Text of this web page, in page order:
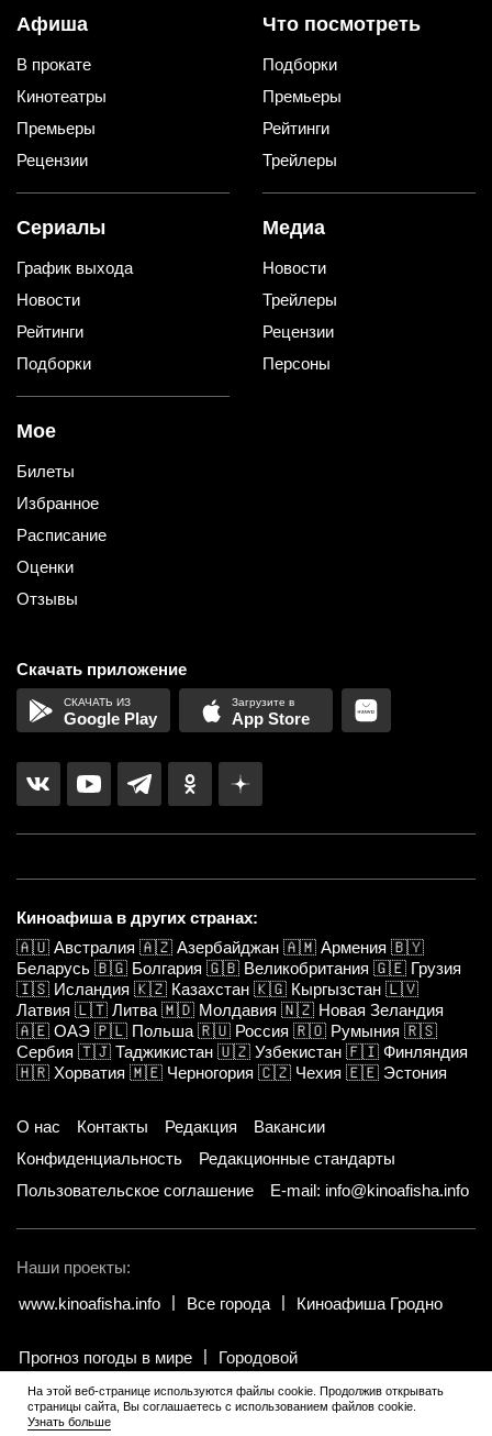
Афиша
В прокате
Кинотеатры
Премьеры
Рецензии
Что посмотреть
Подборки
Премьеры
Рейтинги
Трейлеры
Сериалы
График выхода
Новости
Рейтинги
Подборки
Медиа
Новости
Трейлеры
Рецензии
Персоны
Мое
Билеты
Избранное
Расписание
Оценки
Отзывы
Скачать приложение
Google Play App Store
Киноафиша в других странах:
🇦🇺 Австралия 🇦🇿 Азербайджан 🇦🇲 Армения 🇧🇾
Беларусь 🇧🇬 Болгария 🇬🇧 Великобритания 🇬🇪 Грузия
🇮🇸 Исландия 🇰🇿 Казахстан 🇰🇬 Кыргызстан 🇱🇻
Латвия 🇱🇹 Литва 🇲🇩 Молдавия 🇳🇿 Новая Зеландия
🇦🇪 ОАЭ 🇵🇱 Польша 🇷🇺 Россия 🇷🇴 Румыния 🇷🇸
Сербия 🇹🇯 Таджикистан 🇺🇿 Узбекистан 🇫🇮 Финляндия
🇭🇷 Хорватия 🇲🇪 Черногория 🇨🇿 Чехия 🇪🇪 Эстония
О нас Контакты Редакция
Вакансии
Конфиденциальность
Редакционные стандарты
Пользовательское соглашение
E-mail: info@kinoafisha.info
Наши проекты:
www.kinoafisha.info
Все города Киноафиша Гродно
Прогноз погоды в мире Городовой
© 2002-2026 Все права и материалы принадлежат «Киноафиша».
Копирование информации только с письменного разрешения
На этой веб-странице используются файлы cookie. Продолжив открывать
страницы сайта, Вы соглашаетесь с использованием файлов cookie.
Узнать больше